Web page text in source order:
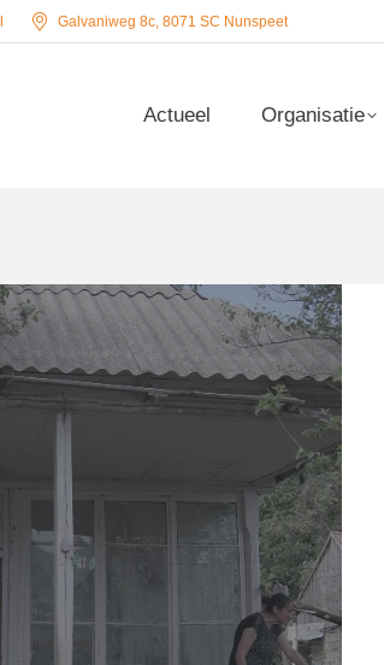
Galvaniweg 8c, 8071 SC Nunspeet
Actueel Organisatie
Actueel Organisatie